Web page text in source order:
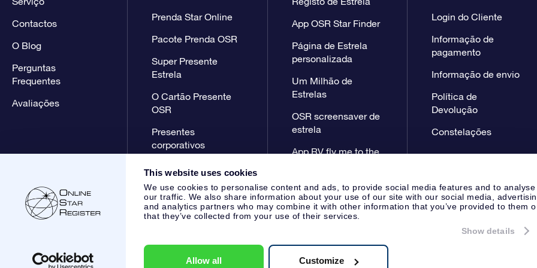
This website uses cookies
We use cookies to personalise content and ads, to provide social media features and to analyse
our traffic. We also share information about your use of our site with our social media,
and analytics partners who may combine it with other information that you’ve provided to them
that they’ve collected from your use of their services.
Show details
Allow all Customize
Contactos
O Blog
Perguntas
Frequentes
Avaliações
Prenda Star Online
Pacote Prenda OSR
Super Presente
Estrela
O Cartão Presente
OSR
Presentes
corporativos
App OSR Star Finder
Página de Estrela
personalizada
Um Milhão de
Estrelas
OSR screensaver de
estrela
App RV fly me to the
Login do Cliente
Informação de
pagamento
Informação de envio
Política de
Devolução
Constelações
Apoio ao Cliente:help@osr.org KVK: 60333553, VAT: NL 8538.62.722B01
Página de Imprensa